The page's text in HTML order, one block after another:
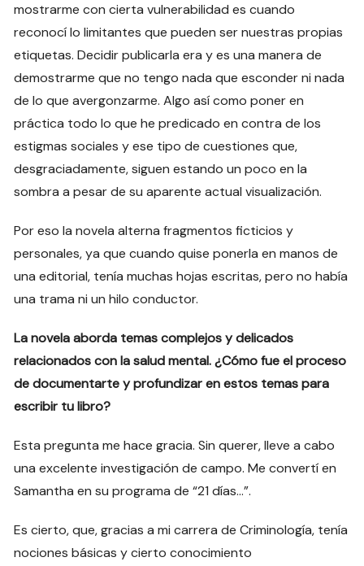
mostrarme con cierta vulnerabilidad es cuando
reconocí lo limitantes que pueden ser nuestras propias
etiquetas. Decidir publicarla era y es una manera de
demostrarme que no tengo nada que esconder ni nada
de lo que avergonzarme. Algo así como poner en
práctica todo lo que he predicado en contra de los
estigmas sociales y ese tipo de cuestiones que,
desgraciadamente, siguen estando un poco en la
sombra a pesar de su aparente actual visualización.
Por eso la novela alterna fragmentos ficticios y
personales, ya que cuando quise ponerla en manos de
una editorial, tenía muchas hojas escritas, pero no había
una trama ni un hilo conductor.
La novela aborda temas complejos y delicados
relacionados con la salud mental. ¿Cómo fue el proceso
de documentarte y profundizar en estos temas para
escribir tu libro?
Esta pregunta me hace gracia. Sin querer, lleve a cabo
una excelente investigación de campo. Me convertí en
Samantha en su programa de “21 días…”.
Es cierto, que, gracias a mi carrera de Criminología, tenía
nociones básicas y cierto conocimiento